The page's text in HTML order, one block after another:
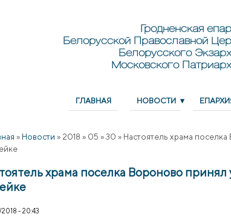
Гродненская
Белорусской Православной
Белорусского
Московского
ГЛАВНАЯ НОВОСТИ
» Новости » 2018 » 05 » 30 » Настоятель храма
храма поселка Вороново
- 20:43